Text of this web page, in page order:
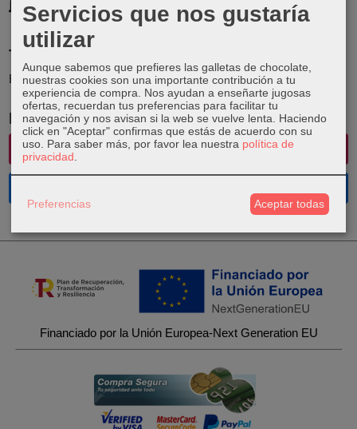
Consultar Destinos
Tu Carrito (0)
El carrito de la compra está vacío
Redes Sociales
Instagram
Financiado por la Unión Europea-Next Generation EU
Servicios que nos gustaría
utilizar
Aunque sabemos que prefieres las galletas de chocolate,
nuestras cookies son una importante contribución a tu
experiencia de compra. Nos ayudan a enseñarte jugosas
ofertas, recuerdan tus preferencias para facilitar tu
navegación y nos avisan si la web se vuelve lenta. Haciendo
click en "Aceptar" confirmas que estás de acuerdo con su
uso. Para saber más, por favor lea nuestra política de
privacidad
Preferencias Aceptar todas